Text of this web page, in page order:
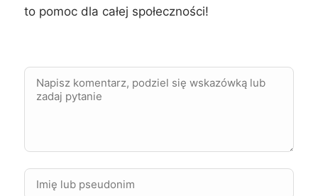
to pomoc dla całej społeczności!